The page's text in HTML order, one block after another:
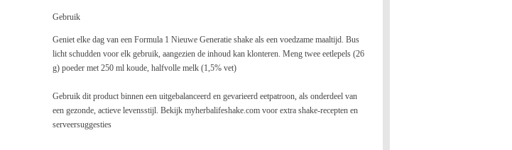
Gebruik
Geniet elke dag van een Formula 1 Nieuwe Generatie shake als een voedzame maaltijd. Bus
licht schudden voor elk gebruik, aangezien de inhoud kan klonteren. Meng twee eetlepels (26
g) poeder met 250 ml koude, halfvolle melk (1,5% vet)
Gebruik dit product binnen een uitgebalanceerd en gevarieerd eetpatroon, als onderdeel van
een gezonde, actieve levensstijl. Bekijk myherbalifeshake.com voor extra shake-recepten en
serveersuggesties